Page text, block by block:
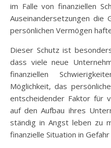
im Falle von finanziellen
Auseinandersetzungen die
persönlichen Vermögen
Dieser Schutz ist
dass viele neue
finanziellen
Möglichkeit, das
entscheidender Faktor für
auf den Aufbau ihres
ständig in Angst leben zu
finanzielle Situation in